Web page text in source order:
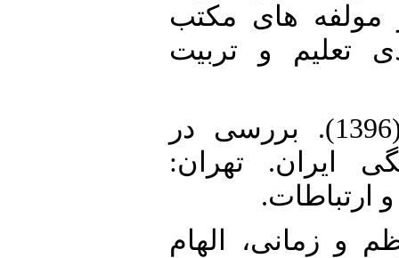
مولفه های مکتب
تعلیم و تربیت
33. محسنی، منوچهر(1396). بررسی در
ایران. تهران:
ارتباطات.
و زمانی، الهام